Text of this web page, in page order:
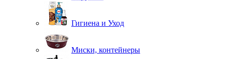
Гигиена и Уход
Миски, контейнеры